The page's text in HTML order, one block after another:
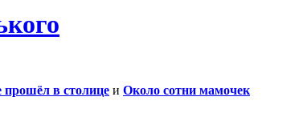
прошёл в столице и Около сотни мамочек